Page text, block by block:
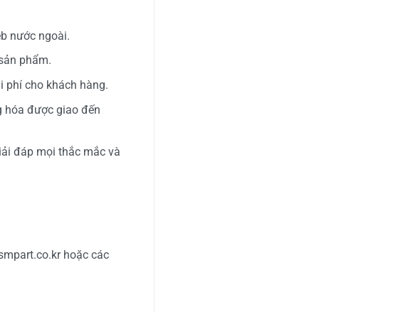
nước ngoài.
phẩm.
phí cho khách hàng.
hóa được giao đến
đáp mọi thắc mắc và
hoặc các